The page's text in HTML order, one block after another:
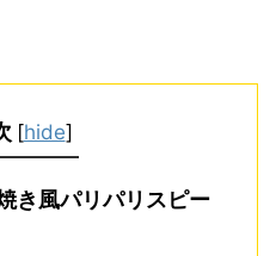
[hide]
き風パリパリスピー